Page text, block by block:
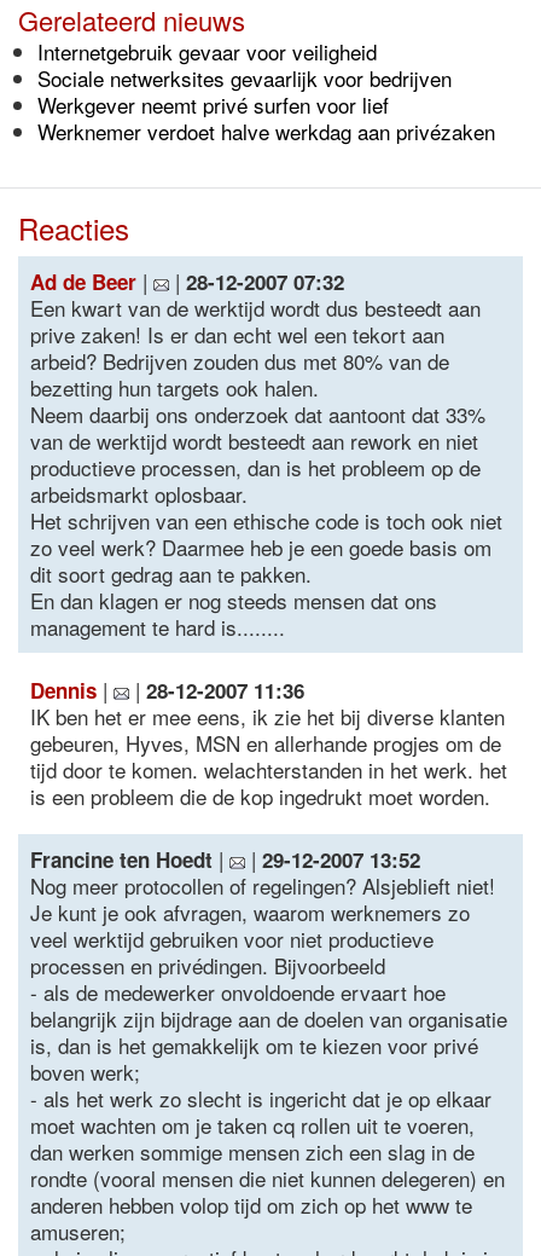
Gerelateerd nieuws
Internetgebruik gevaar voor veiligheid
Sociale netwerksites gevaarlijk voor bedrijven
Werkgever neemt privé surfen voor lief
Werknemer verdoet halve werkdag aan privézaken
Reacties
Ad de Beer | | 28-12-2007 07:32
Een kwart van de werktijd wordt dus besteedt aan
prive zaken! Is er dan echt wel een tekort aan
arbeid? Bedrijven zouden dus met 80% van de
bezetting hun targets ook halen.
Neem daarbij ons onderzoek dat aantoont dat 33%
van de werktijd wordt besteedt aan rework en niet
productieve processen, dan is het probleem op de
arbeidsmarkt oplosbaar.
Het schrijven van een ethische code is toch ook niet
zo veel werk? Daarmee heb je een goede basis om
dit soort gedrag aan te pakken.
En dan klagen er nog steeds mensen dat ons
management te hard is........
Dennis | | 28-12-2007 11:36
IK ben het er mee eens, ik zie het bij diverse klanten
gebeuren, Hyves, MSN en allerhande progjes om de
tijd door te komen. welachterstanden in het werk. het
is een probleem die de kop ingedrukt moet worden.
Francine ten Hoedt | | 29-12-2007 13:52
Nog meer protocollen of regelingen? Alsjeblieft niet!
Je kunt je ook afvragen, waarom werknemers zo
veel werktijd gebruiken voor niet productieve
processen en privédingen. Bijvoorbeeld
- als de medewerker onvoldoende ervaart hoe
belangrijk zijn bijdrage aan de doelen van organisatie
is, dan is het gemakkelijk om te kiezen voor privé
boven werk;
- als het werk zo slecht is ingericht dat je op elkaar
moet wachten om je taken cq rollen uit te voeren,
dan werken sommige mensen zich een slag in de
rondte (vooral mensen die niet kunnen delegeren) en
anderen hebben volop tijd om zich op het www te
amuseren;